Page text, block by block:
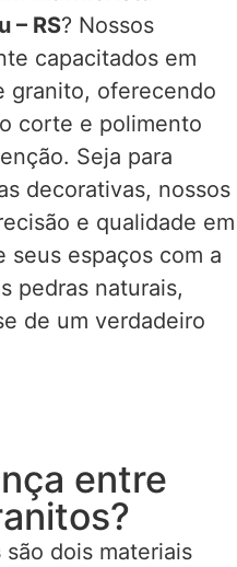
– RS? Nossos
capacitados em
granito, oferecendo
corte e polimento
Seja para
decorativas, nossos
e qualidade em
seus espaços com a
pedras naturais,
de um verdadeiro
entre
são dois materiais